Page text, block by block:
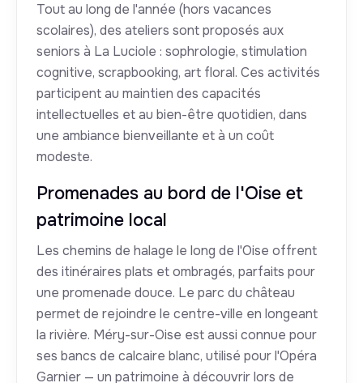
Tout au long de l'année (hors vacances
scolaires), des ateliers sont proposés aux
seniors à La Luciole : sophrologie, stimulation
cognitive, scrapbooking, art floral. Ces activités
participent au maintien des capacités
intellectuelles et au bien-être quotidien, dans
une ambiance bienveillante et à un coût
modeste.
Promenades au bord de l'Oise et
patrimoine local
Les chemins de halage le long de l'Oise offrent
des itinéraires plats et ombragés, parfaits pour
une promenade douce. Le parc du château
permet de rejoindre le centre-ville en longeant
la rivière. Méry-sur-Oise est aussi connue pour
ses bancs de calcaire blanc, utilisé pour l'Opéra
Garnier — un patrimoine à découvrir lors de